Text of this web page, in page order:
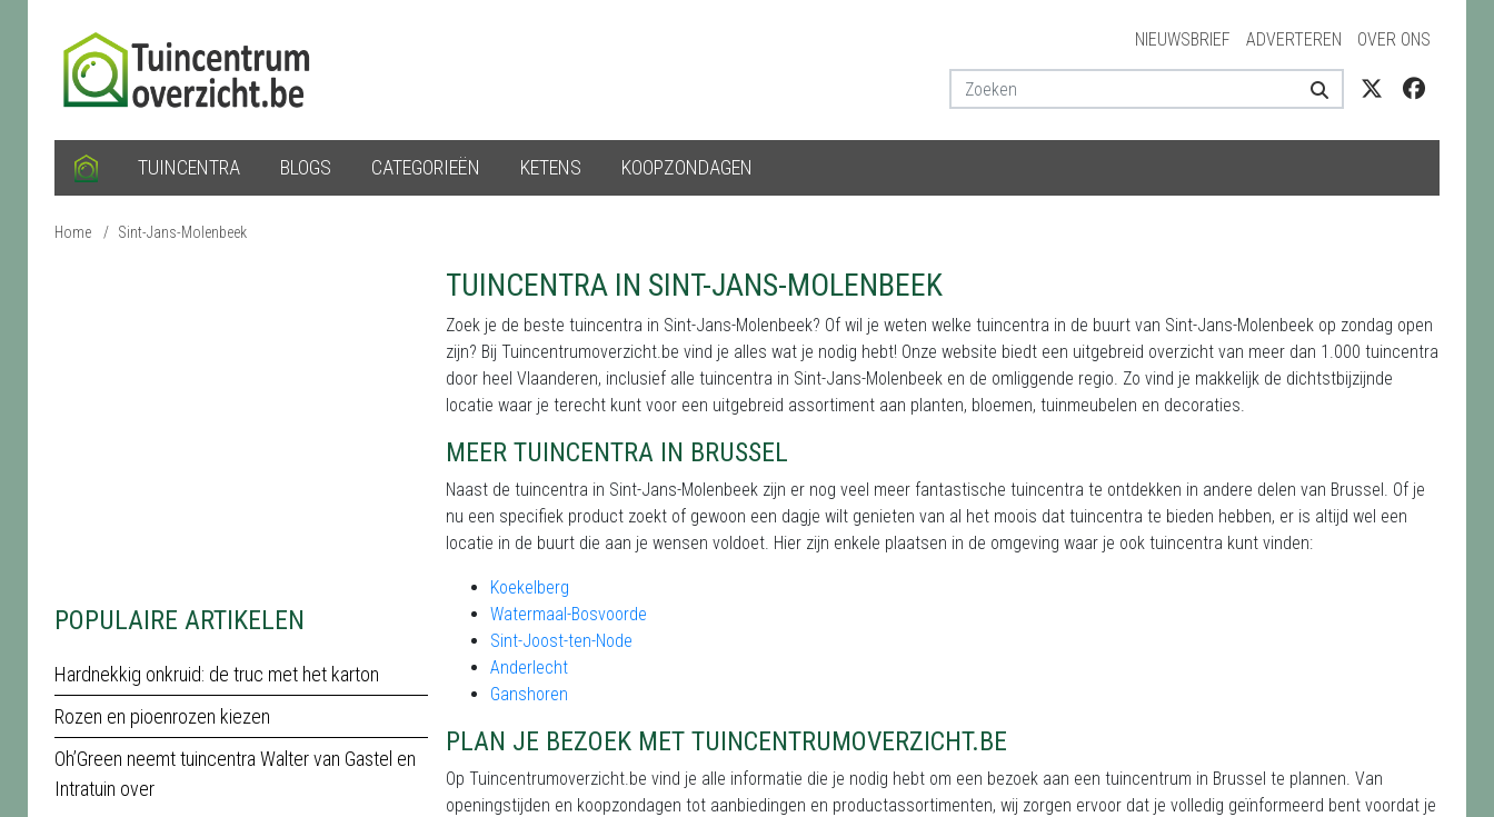
NIEUWSBRIEF ADVERTEREN OVER ONS
TUINCENTRA BLOGS CATEGORIEËN KETENS KOOPZONDAGEN
Home / Sint-Jans-Molenbeek
POPULAIRE ARTIKELEN
Hardnekkig onkruid: de truc met het karton
Rozen en pioenrozen kiezen
Oh’Green neemt tuincentra Walter van Gastel en
Intratuin over
TUINCENTRA IN SINT-JANS-MOLENBEEK
Zoek je de beste tuincentra in Sint-Jans-Molenbeek? Of wil je weten welke tuincentra in de buurt van Sint-Jans-Molenbeek op zondag open
zijn? Bij Tuincentrumoverzicht.be vind je alles wat je nodig hebt! Onze website biedt een uitgebreid overzicht van meer dan 1.000 tuincentra
door heel Vlaanderen, inclusief alle tuincentra in Sint-Jans-Molenbeek en de omliggende regio. Zo vind je makkelijk de dichtstbijzijnde
locatie waar je terecht kunt voor een uitgebreid assortiment aan planten, bloemen, tuinmeubelen en decoraties.
MEER TUINCENTRA IN BRUSSEL
Naast de tuincentra in Sint-Jans-Molenbeek zijn er nog veel meer fantastische tuincentra te ontdekken in andere delen van Brussel. Of je
nu een specifiek product zoekt of gewoon een dagje wilt genieten van al het moois dat tuincentra te bieden hebben, er is altijd wel een
locatie in de buurt die aan je wensen voldoet. Hier zijn enkele plaatsen in de omgeving waar je ook tuincentra kunt vinden:
Koekelberg
Watermaal-Bosvoorde
Sint-Joost-ten-Node
Anderlecht
Ganshoren
PLAN JE BEZOEK MET TUINCENTRUMOVERZICHT.BE
Op Tuincentrumoverzicht.be vind je alle informatie die je nodig hebt om een bezoek aan een tuincentrum in Brussel te plannen. Van
openingstijden en koopzondagen tot aanbiedingen en productassortimenten, wij zorgen ervoor dat je volledig geïnformeerd bent voordat je